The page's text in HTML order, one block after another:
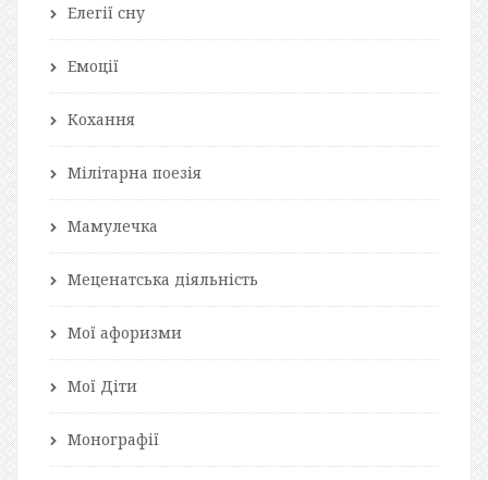
Елегії сну
Емоції
Кохання
Мілітарна поезія
Мамулечка
Меценатська діяльність
Мої афоризми
Мої Діти
Монографії